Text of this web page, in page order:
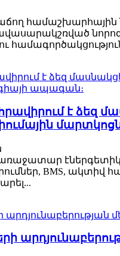
համաշխարհային
հրավիրում է
առաջատար
BMS, ակտիվ